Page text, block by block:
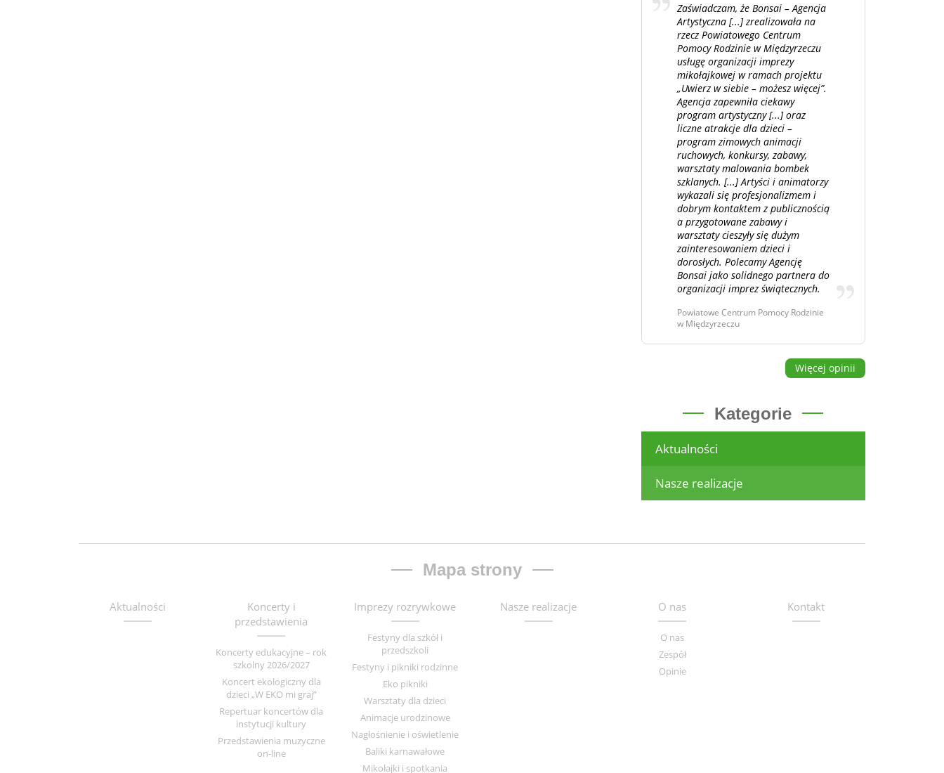
Zaświadczam, że Bonsai – Agencja
Artystyczna [...] zrealizowała na
rzecz Powiatowego Centrum
Pomocy Rodzinie w Międzyrzeczu
usługę organizacji imprezy
mikołajkowej w ramach projektu
„Uwierz w siebie – możesz więcej”.
Agencja zapewniła ciekawy
program artystyczny [...] oraz
liczne atrakcje dla dzieci –
program zimowych animacji
ruchowych, konkursy, zabawy,
warsztaty malowania bombek
szklanych. [...] Artyści i animatorzy
wykazali się profesjonalizmem i
dobrym kontaktem z publicznością
a przygotowane zabawy i
warsztaty cieszyły się dużym
zainteresowaniem dzieci i
dorosłych. Polecamy Agencję
Bonsai jako solidnego partnera do
organizacji imprez świątecznych.
Powiatowe Centrum Pomocy Rodzinie
w Międzyrzeczu
Więcej opinii
Kategorie
Aktualności
Nasze realizacje
Mapa strony
Aktualności
Koncerty i
przedstawienia
Koncerty edukacyjne – rok
szkolny 2026/2027
Koncert ekologiczny dla
dzieci „W EKO mi graj”
Repertuar koncertów dla
instytucji kultury
Przedstawienia muzyczne
on-line
Imprezy rozrywkowe
Festyny dla szkół i
przedszkoli
Festyny i pikniki rodzinne
Eko pikniki
Warsztaty dla dzieci
Animacje urodzinowe
Nagłośnienie i oświetlenie
Baliki karnawałowe
Mikołajki i spotkania
Nasze realizacje O nas
O nas
Zespół
Opinie
Kontakt